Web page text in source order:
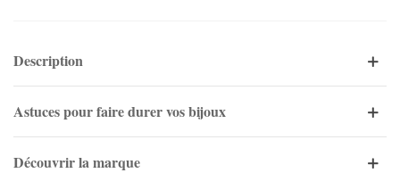
Description
Astuces pour faire durer vos bijoux
Découvrir la marque